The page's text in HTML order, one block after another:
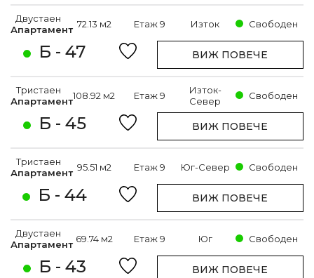
Б - 47
Двустаен
Апартамент 72.13 м2 Етаж 9 Изток Свободен
ВИЖ ПОВЕЧЕ
Б - 45
Тристаен
Апартамент108.92 м2 Етаж 9
Изток-
Север
Свободен
ВИЖ ПОВЕЧЕ
Б - 44
Тристаен
Апартамент 95.51 м2 Етаж 9 Юг-Север Свободен
ВИЖ ПОВЕЧЕ
Б - 43
Двустаен
Апартамент 69.74 м2 Етаж 9 Юг Свободен
ВИЖ ПОВЕЧЕ